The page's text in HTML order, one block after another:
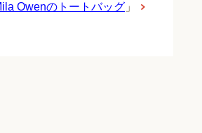
Owenのトートバッグ 」